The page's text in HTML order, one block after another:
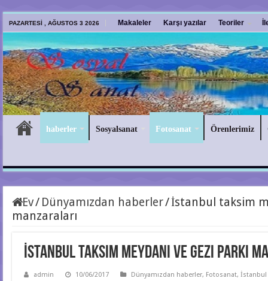
PAZARTESI , AĞUSTOS 3 2026 Makaleler Karşı yazılar Teoriler
haberler Sosyalsanat Fotosanat Örenlerimiz
Ev/ Dünyamızdan haberler/İstanbul taksim
manzaraları
İstanbul taksim meydanı ve Gezi parkı
admin 10/06/2017 Dünyamızdan haberler, Fotosanat,İstanbul